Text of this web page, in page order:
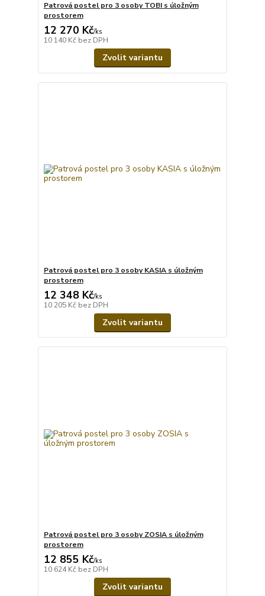
Patrová postel pro 3 osoby TOBI s úložným
prostorem
12 270 Kč/ks
10 140 Kč bez DPH
Zvolit variantu
Patrová postel pro 3 osoby KASIA s úložným
prostorem
12 348 Kč/ks
10 205 Kč bez DPH
Zvolit variantu
Patrová postel pro 3 osoby ZOSIA s úložným
prostorem
12 855 Kč/ks
10 624 Kč bez DPH
Zvolit variantu